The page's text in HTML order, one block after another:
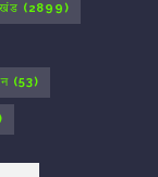
(2899)
(53)